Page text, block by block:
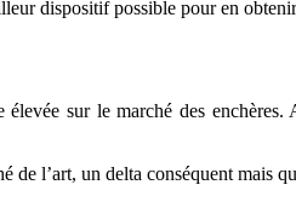
dispositif possible pour en
sur le marché des
l’art, un delta conséquent mais